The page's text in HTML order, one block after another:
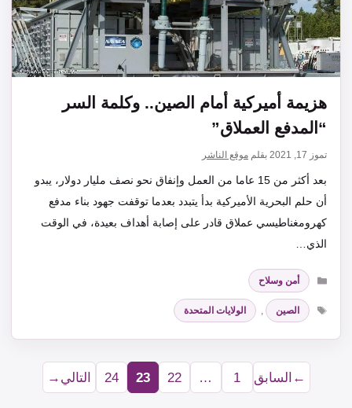
هزيمة أميركية أمام الصين.. وكلمة السر
“المدفع العملاق”
تموز 17, 2021 بقلم موقع الناشر
بعد أكثر من 15 عاما من العمل وإنفاق نحو نصف مليار دولار، يبدو
أن حلم البحرية الأميركية بدأ يتبدد بعدما توقفت جهود بناء مدفع
كهرومغناطيسي عملاق قادر على إصابة أهداف بعيدة، في الوقت
الذي…
التصنيفات
أمن وسلاح
الوسوم
الصين , الولايات المتحدة
← السابق
Page
1
…
Page
22
Page
23
Page
24 التالي →